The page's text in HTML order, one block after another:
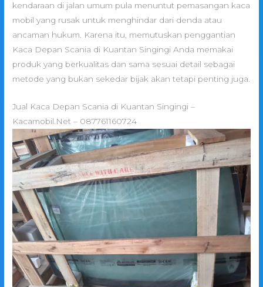
kendaraan di jalan umum pula menuntut pemasangan kaca
mobil yang rusak untuk menghindar dari denda atau
ancaman hukum. Karena itu, memutuskan penggantian
Kaca Depan Scania di Kuantan Singingi Anda memakai
produk yang berkualitas dan sama sesuai detail sebagai
metode yang bukan sekedar bijak akan tetapi penting juga.
Jual Kaca Depan Scania di Kuantan Singingi –
Kacamobil.Net – 087761160724